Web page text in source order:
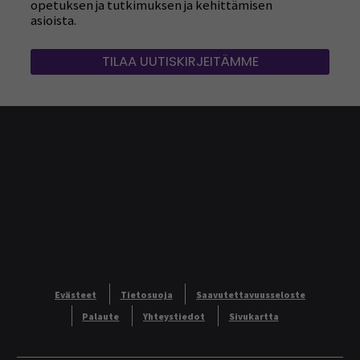
opetuksen ja tutkimuksen ja kehittämisen
asioista.
TILAA UUTISKIRJEITÄMME
Evästeet Tietosuoja
Saavutettavuusseloste
Palaute
Yhteystiedot Sivukartta